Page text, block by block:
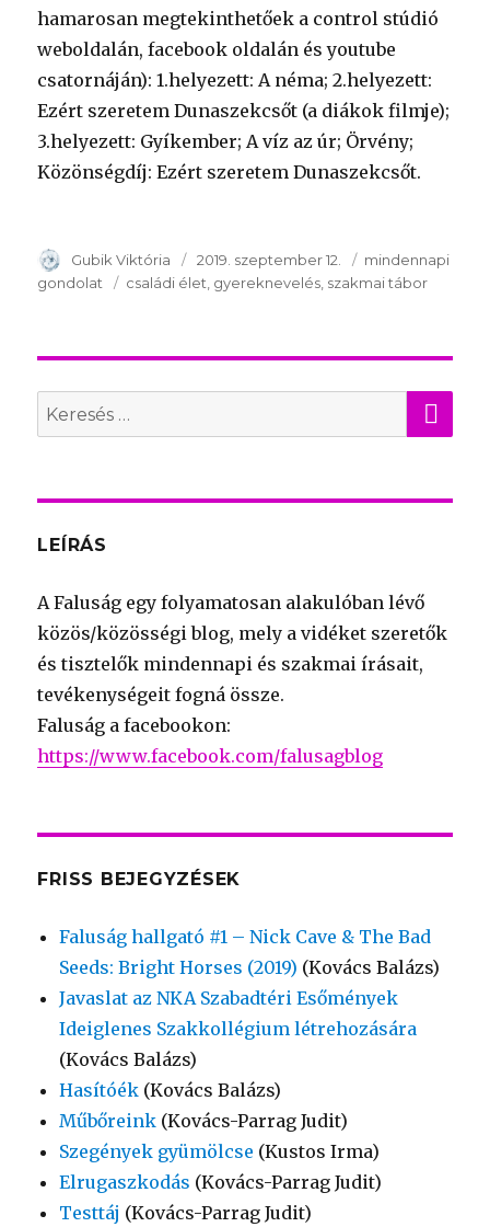
hamarosan megtekinthetőek a control stúdió
weboldalán, facebook oldalán és youtube
csatornáján): 1.helyezett: A néma; 2.helyezett:
Ezért szeretem Dunaszekcsőt (a diákok filmje);
3.helyezett: Gyíkember; A víz az úr; Örvény;
Közönségdíj: Ezért szeretem Dunaszekcsőt.
Szerző
Gubik Viktória Publikálva
2019. szeptember 12. Témakör
mindennapi
gondolat
Kulcsszavak
családi élet gyereknevelés szakmai tábor
Search
for:
LEÍRÁS
A Faluság egy folyamatosan alakulóban lévő
közös/közösségi blog, mely a vidéket szeretők
és tisztelők mindennapi és szakmai írásait,
tevékenységeit fogná össze.
Faluság a facebookon:
https://www.facebook.com/falusagblog
FRISS BEJEGYZÉSEK
Faluság hallgató #1 – Nick Cave & The Bad
Seeds: Bright Horses (2019) (Kovács Balázs)
Javaslat az NKA Szabadtéri Esőmények
Ideiglenes Szakkollégium létrehozására
(Kovács Balázs)
Hasítóék (Kovács Balázs)
Műbőreink (Kovács-Parrag Judit)
Szegények gyümölcse (Kustos Irma)
Elrugaszkodás (Kovács-Parrag Judit)
Testtáj (Kovács-Parrag Judit)